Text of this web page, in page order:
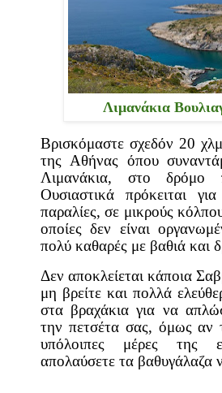
Λιμανάκια
Βρισκόμαστε σχεδόν 20
της Αθήνας όπου
Λιμανάκια, στο δρόμο
Ουσιαστικά πρόκειται
παραλίες, σε μικρούς
οποίες δεν είναι
πολύ καθαρές με βαθιά και
Δεν αποκλείεται κάποια
μη βρείτε και πολλά
στα βραχάκια για να
την πετσέτα σας, όμως αν
υπόλοιπες μέρες της
απολαύσετε τα βαθυγάλαζα